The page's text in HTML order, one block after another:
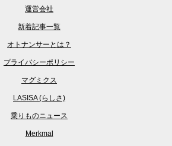
運営会社
新着記事一覧
オトナンサーとは？
プライバシーポリシー
マグミクス
LASISA (らしさ)
乗りものニュース
Merkmal